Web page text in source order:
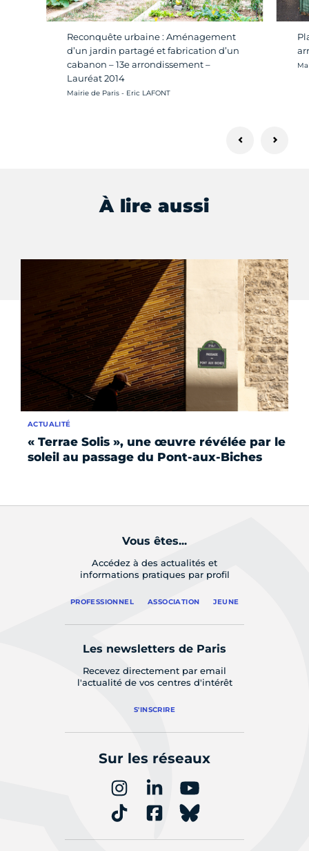
Reconquête urbaine : Aménagement
d’un jardin partagé et fabrication d’un
cabanon – 13e arrondissement –
Lauréat 2014
Crédit photo :
Mairie de Paris - Eric LAFONT
À lire aussi
« Terrae Solis », une œuvre révélée par le
soleil au passage du Pont-aux-Biches
ACTUALITÉ
Vous êtes...
Accédez à des actualités et
informations pratiques par profil
PROFESSIONNEL ASSOCIATION JEUNE
Les newsletters de Paris
Recevez directement par email
l'actualité de vos centres d'intérêt
S'INSCRIRE
Sur les réseaux